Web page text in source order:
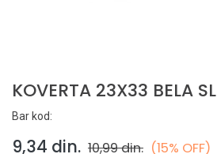
KOVERTA 23X33 BELA SL
Bar kod:
9,34 din. 10,99din. (15% OFF)